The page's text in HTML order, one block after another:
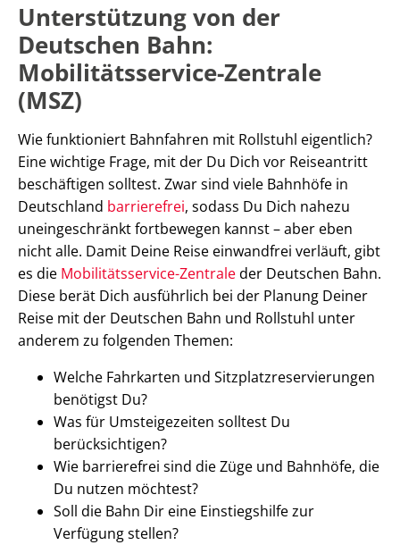
Unterstützung von der
Deutschen Bahn:
Mobilitätsservice-Zentrale
(MSZ)
Wie funktioniert Bahnfahren mit Rollstuhl eigentlich?
Eine wichtige Frage, mit der Du Dich vor Reiseantritt
beschäftigen solltest. Zwar sind viele Bahnhöfe in
Deutschland barrierefrei, sodass Du Dich nahezu
uneingeschränkt fortbewegen kannst – aber eben
nicht alle. Damit Deine Reise einwandfrei verläuft, gibt
es die Mobilitätsservice-Zentraleder Deutschen Bahn.
Diese berät Dich ausführlich bei der Planung Deiner
Reise mit der Deutschen Bahn und Rollstuhl unter
anderem zu folgenden Themen:
Welche Fahrkarten und Sitzplatzreservierungen
benötigst Du?
Was für Umsteigezeiten solltest Du
berücksichtigen?
Wie barrierefrei sind die Züge und Bahnhöfe, die
Du nutzen möchtest?
Soll die Bahn Dir eine Einstiegshilfe zur
Verfügung stellen?